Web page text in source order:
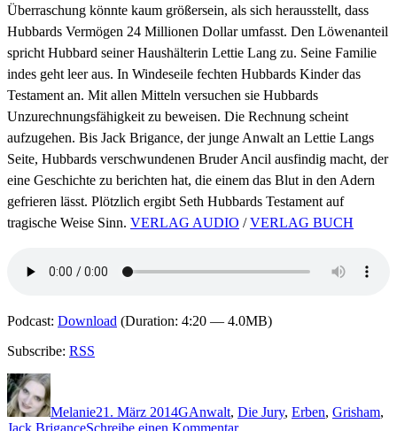
Überraschung könnte kaum größersein, als sich herausstellt, dass
Hubbards Vermögen 24 Millionen Dollar umfasst. Den Löwenanteil
spricht Hubbard seiner Haushälterin Lettie Lang zu. Seine Familie
indes geht leer aus. In Windeseile fechten Hubbards Kinder das
Testament an. Mit allen Mitteln versuchen sie Hubbards
Unzurechnungsfähigkeit zu beweisen. Die Rechnung scheint
aufzugehen. Bis Jack Brigance, der junge Anwalt an Lettie Langs
Seite, Hubbards verschwundenen Bruder Ancil ausfindig macht, der
eine Geschichte zu berichten hat, die einem das Blut in den Adern
gefrieren lässt. Plötzlich ergibt Seth Hubbards Testament auf
tragische Weise Sinn. VERLAG AUDIO /VERLAG BUCH
Podcast: Download (Duration: 4:20 — 4.0MB)
Subscribe: RSS
Autor
Melanie21. März 2014GAnwalt, Die Jury, Erben, Grisham,
Jack BriganceSchreibe einen Kommentarzu